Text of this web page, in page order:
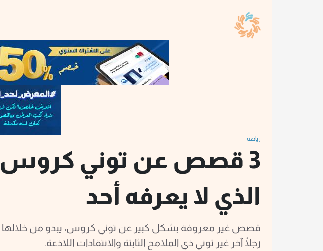
رياضة
3 قصص عن توني كروس
الذي لا يعرفه أحد
قصص غير معروفة بشكل كبير عن توني كروس، يبدو من خلالها
رجلًا آخر غير توني ذي الملامح الثابتة والانتقادات اللاذعة.